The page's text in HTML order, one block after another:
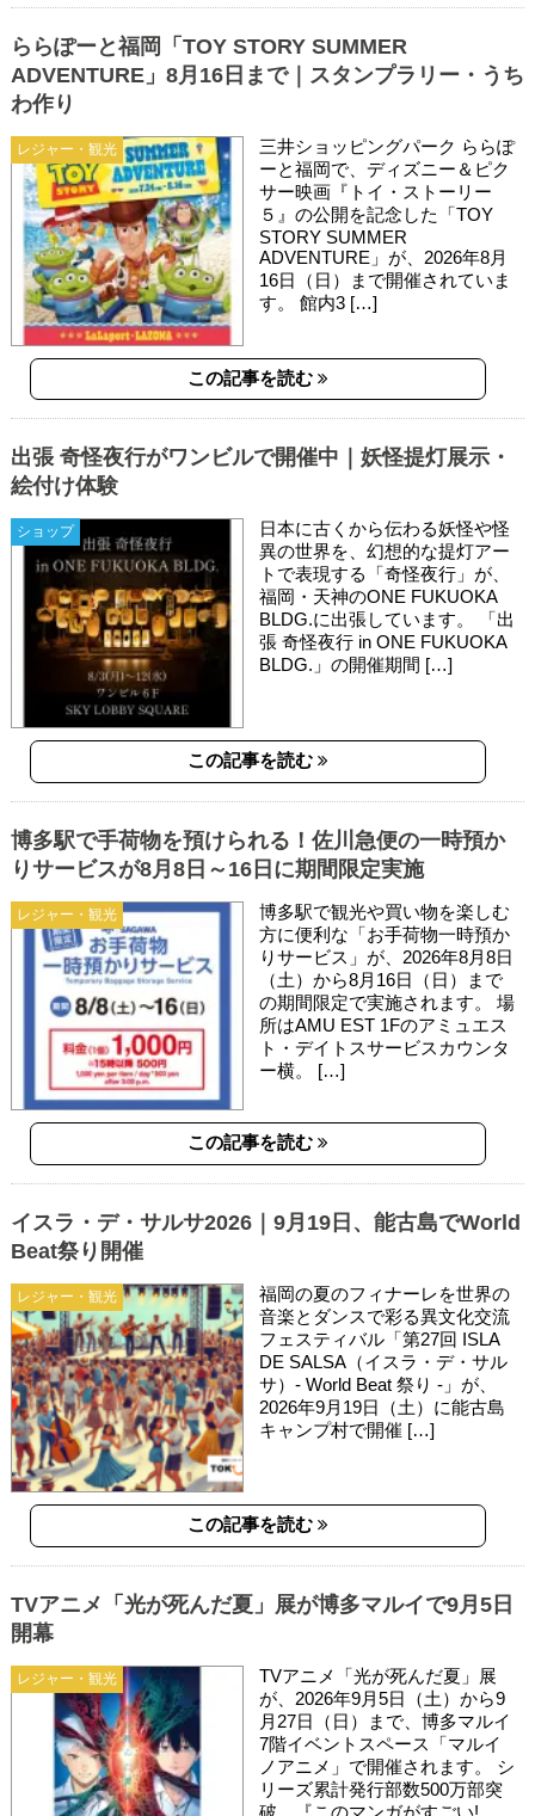
レジャー・観光
ららぽーと福岡「TOY STORY SUMMER
ADVENTURE」8月16日まで｜スタンプラリー・うち
わ作り
三井ショッピングパーク ららぽ
ーと福岡で、ディズニー＆ピク
サー映画『トイ・ストーリー
５』の公開を記念した「TOY
STORY SUMMER
ADVENTURE」が、2026年8月
16日（日）まで開催されていま
す。 館内3 […]
この記事を読む
ショップ
出張 奇怪夜行がワンビルで開催中｜妖怪提灯展示・
絵付け体験
日本に古くから伝わる妖怪や怪
異の世界を、幻想的な提灯アー
トで表現する「奇怪夜行」が、
福岡・天神のONE FUKUOKA
BLDG.に出張しています。 「出
張 奇怪夜行 in ONE FUKUOKA
BLDG.」の開催期間 […]
この記事を読む
レジャー・観光
博多駅で手荷物を預けられる！佐川急便の一時預か
りサービスが8月8日～16日に期間限定実施
博多駅で観光や買い物を楽しむ
方に便利な「お手荷物一時預か
りサービス」が、2026年8月8日
（土）から8月16日（日）まで
の期間限定で実施されます。 場
所はAMU EST 1Fのアミュエス
ト・デイトスサービスカウンタ
ー横。 […]
この記事を読む
レジャー・観光
イスラ・デ・サルサ2026｜9月19日、能古島でWorld
Beat祭り開催
福岡の夏のフィナーレを世界の
音楽とダンスで彩る異文化交流
フェスティバル「第27回 ISLA
DE SALSA（イスラ・デ・サル
サ）- World Beat 祭り -」が、
2026年9月19日（土）に能古島
キャンプ村で開催 […]
この記事を読む
レジャー・観光
TVアニメ「光が死んだ夏」展が博多マルイで9月5日
開幕
TVアニメ「光が死んだ夏」展
が、2026年9月5日（土）から9
月27日（日）まで、博多マルイ
7階イベントスペース「マルイ
ノアニメ」で開催されます。 シ
リーズ累計発行部数500万部突
破、『このマンガがすごい!